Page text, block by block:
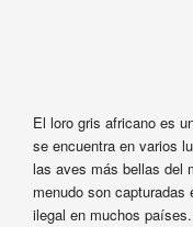
El loro gris africano es
se encuentra en varios
las aves más bellas del
menudo son
ilegal en muchos países.